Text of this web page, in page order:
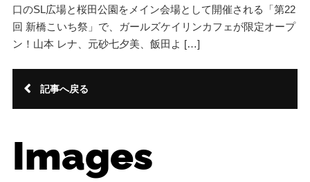
口のSL広場と桜田公園をメイン会場として開催される「第22
回 新橋こいち祭」で、ガールズケイリンカフェが限定オープ
ン！山本 レナ、元砂七夕美、飯田よ […]
記事へ戻る
Images